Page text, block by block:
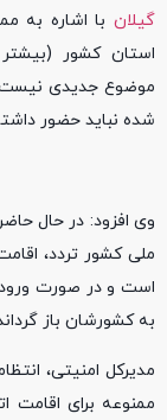
گیلان
استان کشور
موضوع جدیدی نیست
شده نباید حضور
وی افزود: در حال
ملی کشور تردد،
است و در صورت ورود
به کشورشان باز
مدیرکل امنیتی،
ممنوعه برای اقامت